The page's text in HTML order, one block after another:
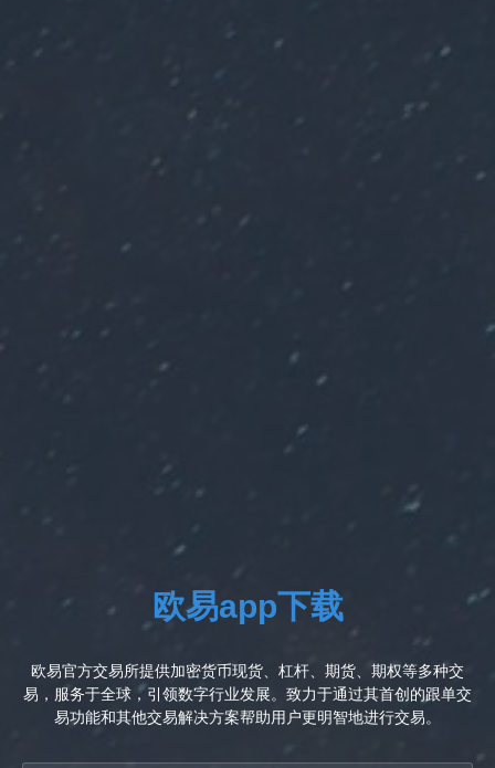
欧易app下载
欧易官方交易所提供加密货币现货、杠杆、期货、期权等多种交
易，服务于全球，引领数字行业发展。致力于通过其首创的跟单交
易功能和其他交易解决方案帮助用户更明智地进行交易。